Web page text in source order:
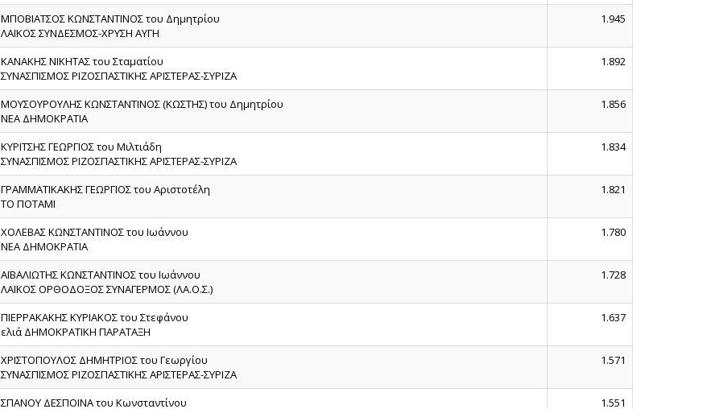
ΜΠΟΒΙΑΤΣΟΣ ΚΩΝΣΤΑΝΤΙΝΟΣ του Δημητρίου
ΛΑΪΚΟΣ ΣΥΝΔΕΣΜΟΣ-ΧΡΥΣΗ ΑΥΓΗ
1.945
ΚΑΝΑΚΗΣ ΝΙΚΗΤΑΣ του Σταματίου
ΣΥΝΑΣΠΙΣΜΟΣ ΡΙΖΟΣΠΑΣΤΙΚΗΣ ΑΡΙΣΤΕΡΑΣ-ΣΥΡΙΖΑ
1.892
ΜΟΥΣΟΥΡΟΥΛΗΣ ΚΩΝΣΤΑΝΤΙΝΟΣ (ΚΩΣΤΗΣ) του Δημητρίου
ΝΕΑ ΔΗΜΟΚΡΑΤΙΑ
1.856
ΚΥΡΙΤΣΗΣ ΓΕΩΡΓΙΟΣ του Μιλτιάδη
ΣΥΝΑΣΠΙΣΜΟΣ ΡΙΖΟΣΠΑΣΤΙΚΗΣ ΑΡΙΣΤΕΡΑΣ-ΣΥΡΙΖΑ
1.834
ΓΡΑΜΜΑΤΙΚΑΚΗΣ ΓΕΩΡΓΙΟΣ του Αριστοτέλη
ΤΟ ΠΟΤΑΜΙ
1.821
ΧΟΛΕΒΑΣ ΚΩΝΣΤΑΝΤΙΝΟΣ του Ιωάννου
ΝΕΑ ΔΗΜΟΚΡΑΤΙΑ
1.780
ΑΪΒΑΛΙΩΤΗΣ ΚΩΝΣΤΑΝΤΙΝΟΣ του Ιωάννου
ΛΑΪΚΟΣ ΟΡΘΟΔΟΞΟΣ ΣΥΝΑΓΕΡΜΟΣ (ΛΑ.Ο.Σ.)
1.728
ΠΙΕΡΡΑΚΑΚΗΣ ΚΥΡΙΑΚΟΣ του Στεφάνου
ελιά ΔΗΜΟΚΡΑΤΙΚΗ ΠΑΡΑΤΑΞΗ
1.637
ΧΡΙΣΤΟΠΟΥΛΟΣ ΔΗΜΗΤΡΙΟΣ του Γεωργίου
ΣΥΝΑΣΠΙΣΜΟΣ ΡΙΖΟΣΠΑΣΤΙΚΗΣ ΑΡΙΣΤΕΡΑΣ-ΣΥΡΙΖΑ
1.571
ΣΠΑΝΟΥ ΔΕΣΠΟΙΝΑ του Κωνσταντίνου
1.551